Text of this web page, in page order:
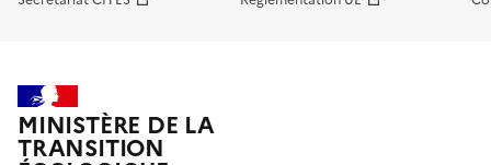
MINISTÈRE DE LA
TRANSITION